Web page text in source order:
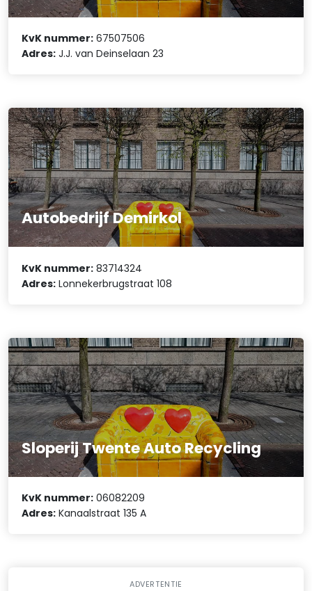
KvK nummer: 67507506
Adres: J.J. van Deinselaan 23
Autobedrijf Demirkol
KvK nummer: 83714324
Adres: Lonnekerbrugstraat 108
Sloperij Twente Auto Recycling
KvK nummer: 06082209
Adres: Kanaalstraat 135 A
ADVERTENTIE